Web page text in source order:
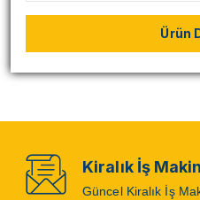
Ürün
Kiralık İş
Güncel Kiralık İş